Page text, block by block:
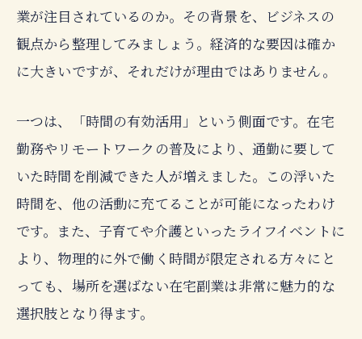
業が注目されているのか。その背景を、ビジネスの
観点から整理してみましょう。経済的な要因は確か
に大きいですが、それだけが理由ではありません。
一つは、「時間の有効活用」という側面です。在宅
勤務やリモートワークの普及により、通勤に要して
いた時間を削減できた人が増えました。この浮いた
時間を、他の活動に充てることが可能になったわけ
です。また、子育てや介護といったライフイベントに
より、物理的に外で働く時間が限定される方々にと
っても、場所を選ばない在宅副業は非常に魅力的な
選択肢となり得ます。